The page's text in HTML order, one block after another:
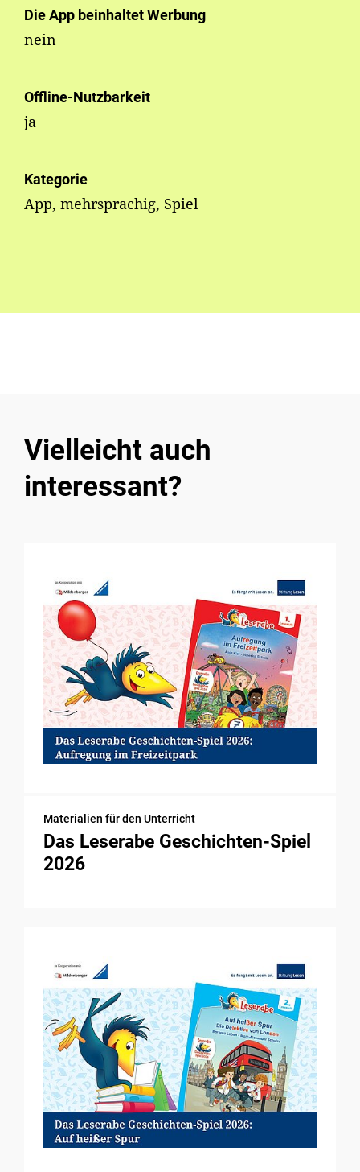
Die App beinhaltet Werbung
nein
Offline-Nutzbarkeit
ja
Kategorie
App, mehrsprachig, Spiel
Vielleicht auch
interessant?
Materialien für den Unterricht
Das Leserabe Geschichten-Spiel
2026